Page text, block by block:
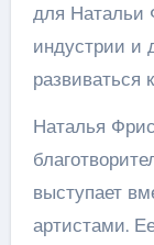
для Натальи
индустрии и
развиваться
Наталья
выступает
артистами.